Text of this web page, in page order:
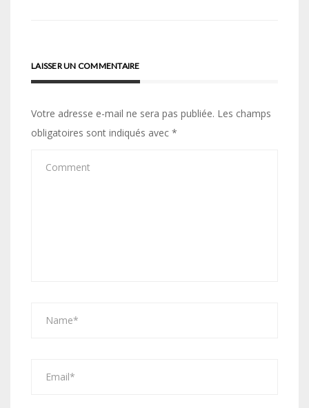
LAISSER UN COMMENTAIRE
Votre adresse e-mail ne sera pas publiée. Les champs
obligatoires sont indiqués avec *